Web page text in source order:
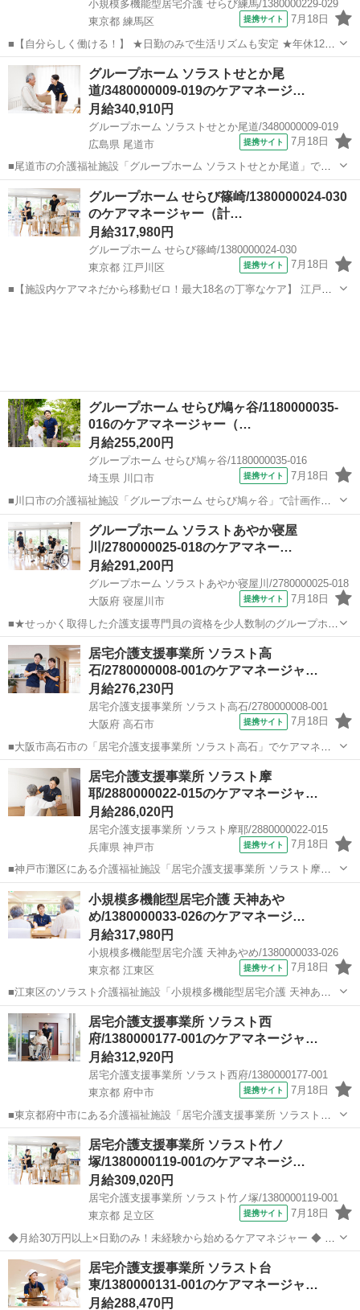
小規模多機能型居宅介護 せらび練馬/1380000229-029
東京都 練馬区
提携サイト 7月18日
■【自分らしく働ける！】 ★日勤のみで生活リズムも安定 ★年休120
日以上♪プライベートも充実 ★創業60年以上の大手企業で安心 東武練
馬駅から徒歩6分とアクセス抜群！ 練馬区の介護福祉施設「小規模多
機能型居宅介護 せらび...
東京 練馬区 ケアマネージャー
グループホーム ソラストせとか尾
道/3480000009-019のケアマネージ…
月給340,910円
グループホーム ソラストせとか尾道/3480000009-019
広島県 尾道市
提携サイト 7月18日
■尾道市の介護福祉施設「グループホーム ソラストせとか尾道」でケ
アマネージャー（計画作成担当者）の求人募集。 ★大切な役割 グルー
プホームの計画作成担当者は、利用者様一人ひとりが心身の状態にあ
った質の高い介護サービスを受...
広島 尾道市 ケアマネージャー
グループホーム せらび篠崎/1380000024-030
のケアマネージャー（計…
月給317,980円
グループホーム せらび篠崎/1380000024-030
東京都 江戸川区
提携サイト 7月18日
■【施設内ケアマネだから移動ゼロ！最大18名の丁寧なケア】 江戸川
グループホーム せらび鳩ヶ谷/1180000035-
016のケアマネージャー（…
月給255,200円
グループホーム せらび鳩ヶ谷/1180000035-016
埼玉県 川口市
提携サイト 7月18日
■川口市の介護福祉施設「グループホーム せらび鳩ヶ谷」で計画作成
担当者（正社員）大募集♪ ▼応募条件 ・介護福祉士または介護支援専
門員の資格をお持ちの方。 ・認知症介護実践者研修修了の方。 計画作
成担当者業務が未経験の方や...
川口市 ケアマネージャー
グループホーム ソラストあやか寝屋
川/2780000025-018のケアマネー…
月給291,200円
グループホーム ソラストあやか寝屋川/2780000025-018
大阪府 寝屋川市
提携サイト 7月18日
■★せっかく取得した介護支援専門員の資格を少人数制のグループホー
ムで活かしませんか？★ 定員18名◎利用者さまの日常生活を自分の目
で確かめながら、ケアプランの作成ができるので、計画作成担当者デ
ビューにおすすめ♪ 大阪府寝屋...
大阪 寝屋川市 ケアマネージャー
居宅介護支援事業所 ソラスト高
石/2780000008-001のケアマネージャ…
月給276,230円
居宅介護支援事業所 ソラスト高石/2780000008-001
大阪府 高石市
提携サイト 7月18日
■大阪市高石市の「居宅介護支援事業所 ソラスト高石」でケアマネー
ジャー（介護支援専門員/正社員）求人募集！ ★ーオススメPoint！ー
★ ◎介護支援専門員の資格があれば実務未経験OK！ ◎身体介護兼務
ナシ！夜勤ナシ！ 介...
大阪 高石市 ケアマネージャー
居宅介護支援事業所 ソラスト摩
耶/2880000022-015のケアマネージャ…
月給286,020円
居宅介護支援事業所 ソラスト摩耶/2880000022-015
兵庫県 神戸市
提携サイト 7月18日
■神戸市灘区にある介護福祉施設「居宅介護支援事業所 ソラスト摩
耶」で主任ケアマネージャー（正社員）求人募集。 ≪未経験の方大歓
迎≫ 主任介護支援専門員の資格をお持ちであれば、居宅ケアマネの経
験がなくてもOK◎ 施設ケアマネ...
兵庫 神戸市 ケアマネージャー
小規模多機能型居宅介護 天神あや
め/1380000033-026のケアマネージ…
月給317,980円
小規模多機能型居宅介護 天神あやめ/1380000033-026
東京都 江東区
提携サイト 7月18日
■江東区のソラスト介護福祉施設「小規模多機能型居宅介護 天神あや
め」で計画作成担当者の求人募集。 事業所は、亀戸大天神、亀戸野球
場のそば。JR総武線と東武亀戸線の2路線利用可能です。 未経験OK！
介護支援専門員資格を活かし...
東京 江東区 ケアマネージャー
居宅介護支援事業所 ソラスト西
府/1380000177-001のケアマネージャ…
月給312,920円
居宅介護支援事業所 ソラスト西府/1380000177-001
東京都 府中市
提携サイト 7月18日
■東京都府中市にある介護福祉施設「居宅介護支援事業所 ソラスト西
府」での新規ケアマネジャー大募集★ ソラストの【正社員】として安
定して働けます♪ 介護支援専門員の資格をお持ちであれば、みんなに
チャンス♪ 実務未経験大歓迎で...
東京 府中市 ケアマネージャー
居宅介護支援事業所 ソラスト竹ノ
塚/1380000119-001のケアマネージ…
月給309,020円
居宅介護支援事業所 ソラスト竹ノ塚/1380000119-001
東京都 足立区
提携サイト 7月18日
◆月給30万円以上×日勤のみ！未経験から始めるケアマネジャー ◆ 足
立区の『居宅介護支援事業所 ソラスト竹ノ塚』では、正社員のケアマ
ネジャーを募集中です！「竹ノ塚駅」から徒歩5分と通勤もラクラク♪
介護支援専門員の試験...
東京 足立区 ケアマネージャー
居宅介護支援事業所 ソラスト台
東/1380000131-001のケアマネージャ…
月給288,470円